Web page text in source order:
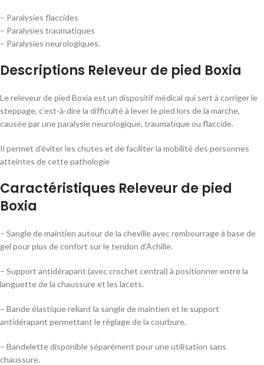
– Paralysies flaccides
– Paralysies traumatiques
– Paralysies neurologiques.
Descriptions Releveur de pied Boxia
Le releveur de pied Boxia est un dispositif médical qui sert à corriger le
steppage, c’est-à-dire la difficulté à lever le pied lors de la marche,
causée par une paralysie neurologique, traumatique ou flaccide.
Il permet d’éviter les chutes et de faciliter la mobilité des personnes
atteintes de cette pathologie
Caractéristiques Releveur de pied
Boxia
– Sangle de maintien autour de la cheville avec rembourrage à base de
gel pour plus de confort sur le tendon d’Achille.
– Support antidérapant (avec crochet central) à positionner entre la
languette de la chaussure et les lacets.
– Bande élastique reliant la sangle de maintien et le support
antidérapant permettant le réglage de la courbure.
– Bandelette disponible séparément pour une utilisation sans
chaussure.